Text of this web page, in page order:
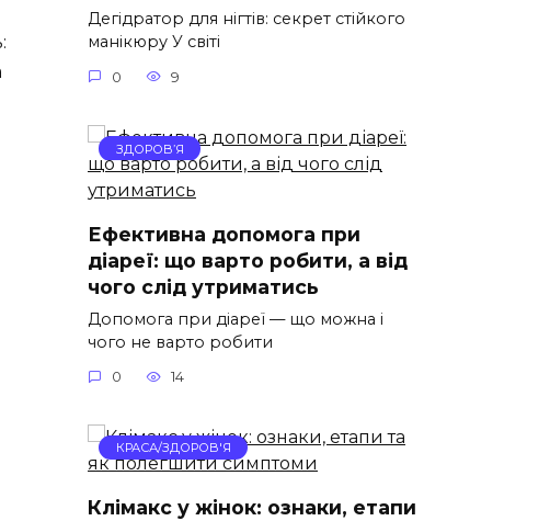
Дегідратор для нігтів: секрет стійкого
манікюру У світі
0 9
ЗДОРОВ’Я
Ефективна допомога при
діареї: що варто робити, а від
чого слід утриматись
Допомога при діареї — що можна і
чого не варто робити
0 14
КРАСА/ЗДОРОВ'Я
Клімакс у жінок: ознаки, етапи